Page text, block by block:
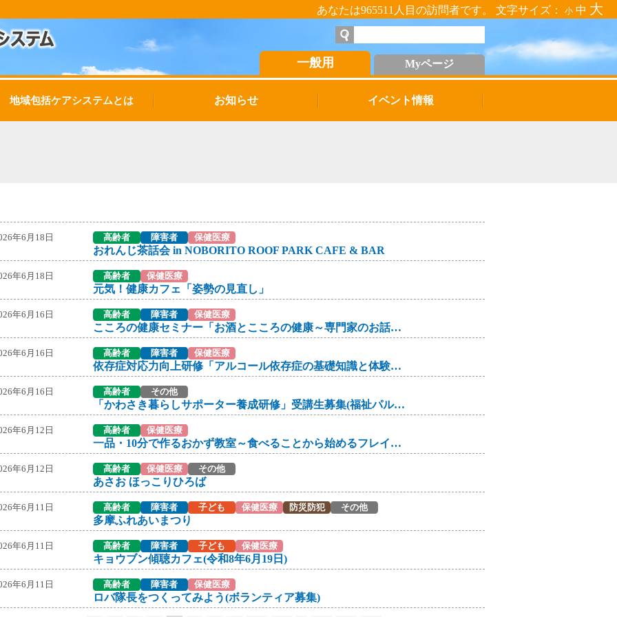
あなたは965511人目の訪問者です。 文字サイズ： 小 中 大
一般用 Myページ
地域包括ケアシステムとは お知らせ イベント情報
年6月18日 高齢者 障害者 保健医療
おれんじ茶話会 in NOBORITO ROOF PARK CAFE & BAR
年6月18日 高齢者 保健医療
元気！健康カフェ「姿勢の見直し」
年6月16日 高齢者 障害者 保健医療
こころの健康セミナー「お酒とこころの健康～専門家のお話と当事者･ご家族の体験から学ぶ～」
年6月16日 高齢者 障害者 保健医療
依存症対応力向上研修「アルコール依存症の基礎知識と体験談」
年6月16日 高齢者 その他
「かわさき暮らしサポーター養成研修」受講生募集(福祉パルかわさき)
年6月12日 高齢者 保健医療
一品・10分で作るおかず教室～食べることから始めるフレイル予防～
年6月12日 高齢者 保健医療 その他
あさお ほっこりひろば
年6月11日 高齢者 障害者 子ども 保健医療 防災防犯 その他
多摩ふれあいまつり
年6月11日 高齢者 障害者 子ども 保健医療
キョウブン傾聴カフェ(令和8年6月19日)
年6月11日 高齢者 障害者 保健医療
ロバ隊長をつくってみよう(ボランティア募集)